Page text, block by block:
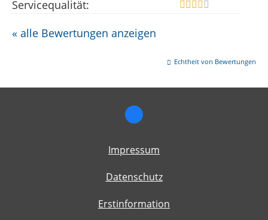
Servicequalität:
« alle Bewertungen anzeigen
Echtheit von Bewertungen
Impressum
Datenschutz
Erstinformation